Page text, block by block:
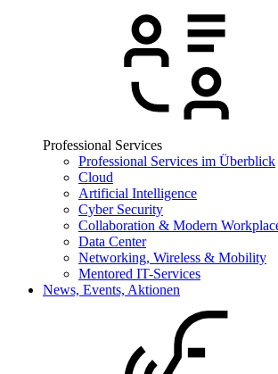
Professional Services
Professional Services im Überblick
Cloud
Artificial Intelligence
Cyber Security
Collaboration & Modern
Data Center
Networking, Wireless & Mobility
Mentored IT-Services
News, Events, Aktionen